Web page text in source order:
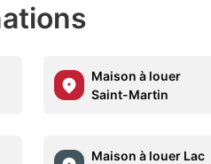
Maison à louer
Saint-Martin
Maison à louer Lac